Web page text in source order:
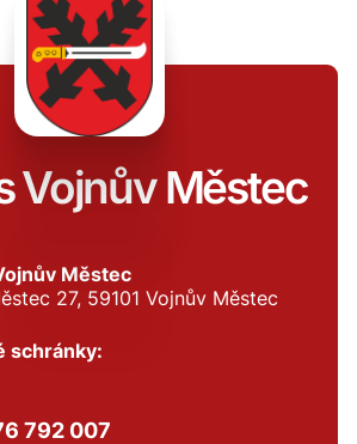
Vojnův Městec
Městec
27, 59101 Vojnův Městec
schránky:
792 007